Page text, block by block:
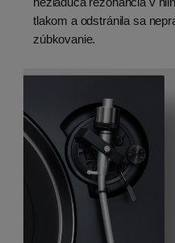
tlakom a odstránila sa
zúbkovanie.